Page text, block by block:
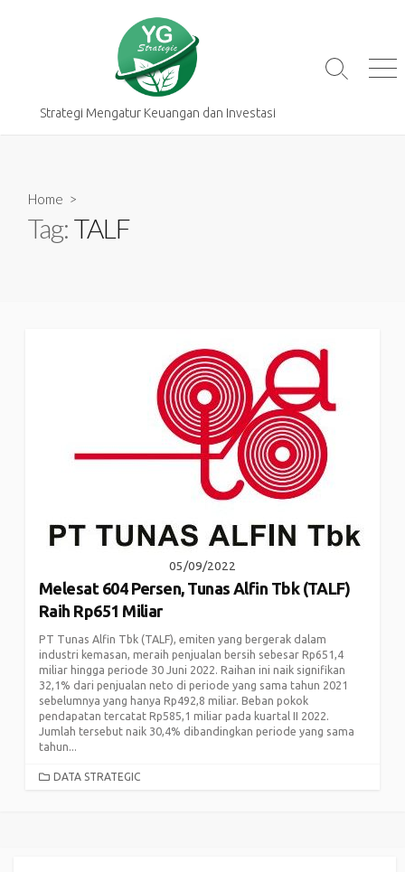
Strategi Mengatur Keuangan dan Investasi
Search
Home >
Tag:TALF
05/09/2022
Melesat 604 Persen, Tunas Alfin Tbk (TALF)
Raih Rp651 Miliar
PT Tunas Alfin Tbk (TALF), emiten yang bergerak dalam
industri kemasan, meraih penjualan bersih sebesar Rp651,4
miliar hingga periode 30 Juni 2022. Raihan ini naik signifikan
32,1% dari penjualan neto di periode yang sama tahun 2021
sebelumnya yang hanya Rp492,8 miliar. Beban pokok
pendapatan tercatat Rp585,1 miliar pada kuartal II 2022.
Jumlah tersebut naik 30,4% dibandingkan periode yang sama
tahun...
CATEGORIES
DATA STRATEGIC